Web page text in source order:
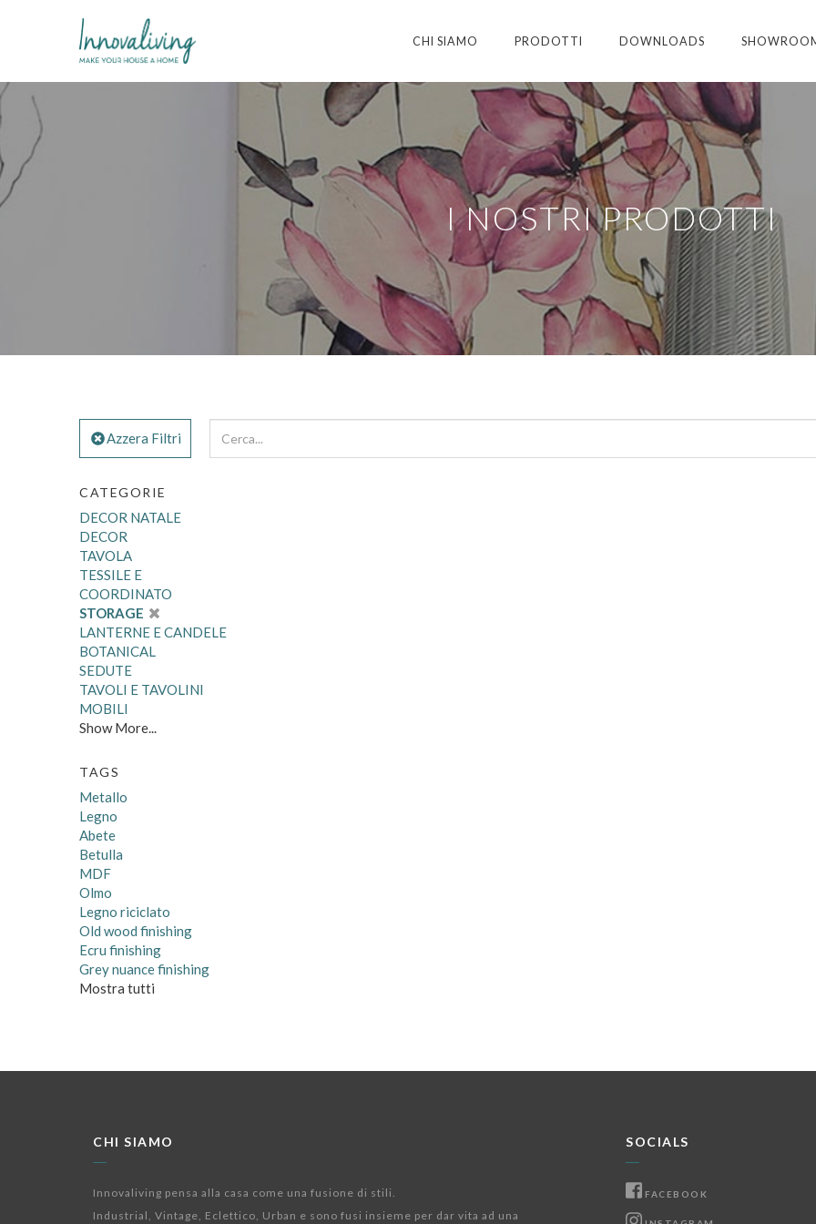
CHI SIAMO PRODOTTI DOWNLOADS
I NOSTRI PRODOTTI
Azzera Filtri
CATEGORIE
DECOR NATALE
DECOR
TAVOLA
TESSILE E
COORDINATO
STORAGE
LANTERNE E CANDELE
BOTANICAL
SEDUTE
TAVOLI E TAVOLINI
MOBILI
Show More...
TAGS
Metallo
Legno
Abete
Betulla
MDF
Olmo
Legno riciclato
Old wood finishing
Ecru finishing
Grey nuance finishing
Mostra tutti
CHI SIAMO
Innovaliving pensa alla casa come una fusione di stili.
Industrial, Vintage, Eclettico, Urban e sono fusi insieme per dar vita ad una
SOCIALS
FACEBOOK